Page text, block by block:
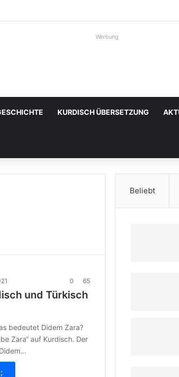
Werbung
KURDISCH ÜBERSETZUNG
0 65
und Türkisch
bedeutet Didem Zara?
Zara“ auf Kurdisch. Der
Beliebt